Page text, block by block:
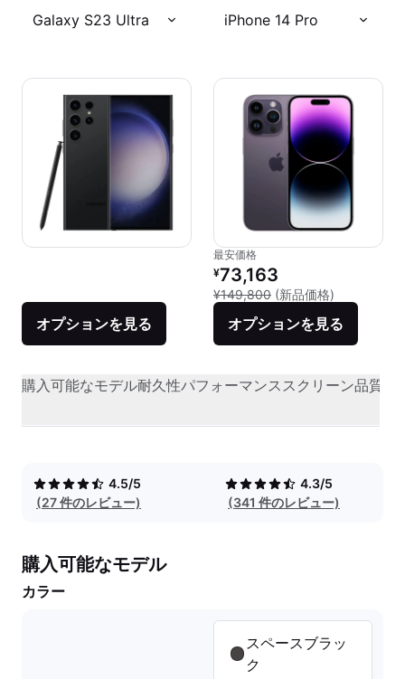
Galaxy S23 Ultra iPhone 14 Pro
オプションを見る
最安価格
リファービッシュ品の価格：
¥73,163
¥149,800 (新品価格)
オプションを見る
購入可能なモデル耐久性パフォーマンススクリーン品質
4.5/5
(27 件のレビュー)
4.3/5
(341 件のレビュー)
購入可能なモデル
カラー
スペースブラッ
ク